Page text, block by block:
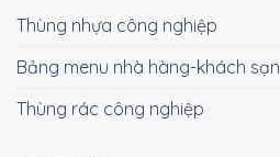
Thùng nhựa công nghiệp
Bảng menu nhà hàng-khách sạn
Thùng rác công nghiệp